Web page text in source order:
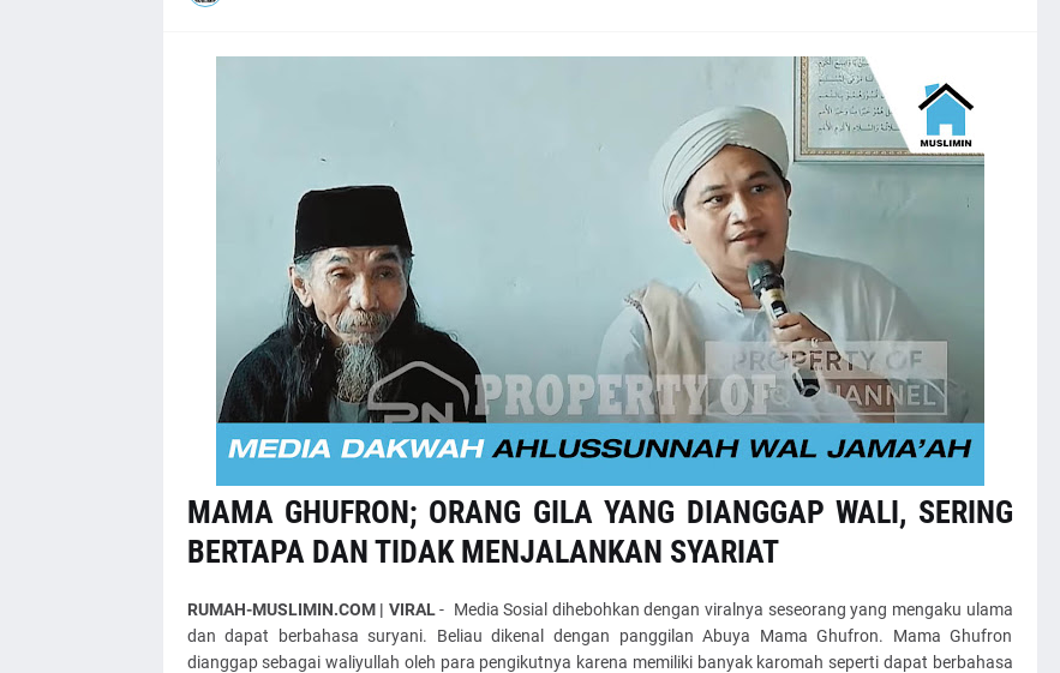
MAMA GHUFRON; ORANG GILA YANG DIANGGAP WALI, SERING
BERTAPA DAN TIDAK MENJALANKAN SYARIAT
RUMAH-MUSLIMIN.COM | VIRAL- Media Sosial dihebohkan dengan viralnya seseorang yang mengaku ulama
dan dapat berbahasa suryani. Beliau dikenal dengan panggilan Abuya Mama Ghufron. Mama Ghufron
dianggap sebagai waliyullah oleh para pengikutnya karena memiliki banyak karomah seperti dapat berbahasa